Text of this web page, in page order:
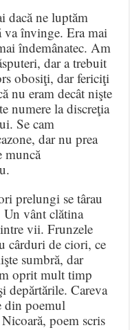
dacă ne luptăm
va învinge. Era mai
îndemânatec. Am
dar a trebuit
obosiţi, dar fericiţi
nu eram decât nişte
numere la discreţia
Se cam
dar nu prea
muncă
prelungi se târau
Un vânt clătina
vii. Frunzele
cârduri de ciori, ce
sumbră, dar
oprit mult timp
depărtările. Careva
din poemul
poem scris